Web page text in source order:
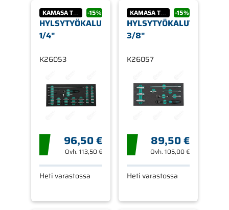
KAMASA TOOLS -15%
HYLSYTYÖKALUT
1/4"
K26053
96,50 €
Ovh. 113,50 €
Heti varastossa
KAMASA TOOLS -15%
HYLSYTYÖKALUT
3/8"
K26057
89,50 €
Ovh.105,00 €
Heti varastossa